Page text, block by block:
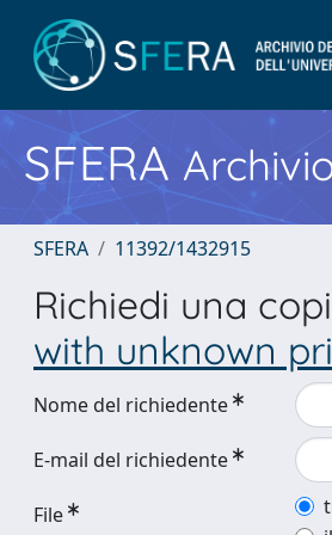
SFERA
SFERA 11392/1432915
Richiedi una
with unknown
Nome del richiedente
E-mail del richiedente
File